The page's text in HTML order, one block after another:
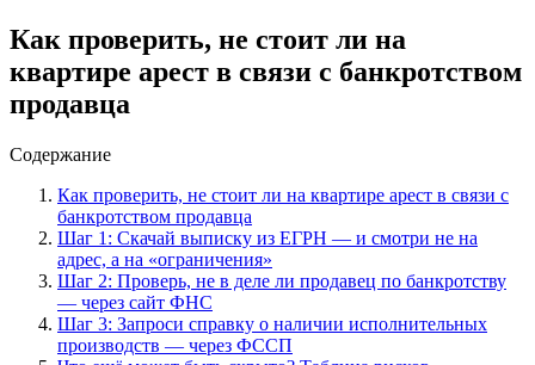
Как проверить, не стоит ли на
квартире арест в связи с банкротством
продавца
Содержание
Как проверить, не стоит ли на квартире арест в связи с
банкротством продавца
Шаг 1: Скачай выписку из ЕГРН — и смотри не на
адрес, а на «ограничения»
Шаг 2: Проверь, не в деле ли продавец по банкротству
— через сайт ФНС
Шаг 3: Запроси справку о наличии исполнительных
производств — через ФССП